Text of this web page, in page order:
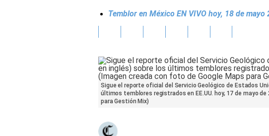
Temblor en México EN VIVO hoy, 18 de
Sigue el reporte oficial del Servicio Geológico de Estados
últimos temblores registrados en EE.UU. hoy, 17 de mayo
para Gestión Mix)